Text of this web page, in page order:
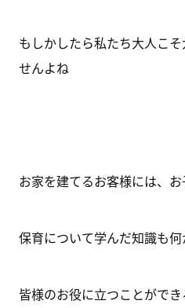
もしかしたら私たち大人こ
せんよね
お家を建てるお客様には、
保育について学んだ知識も何
皆様のお役に立つことができ